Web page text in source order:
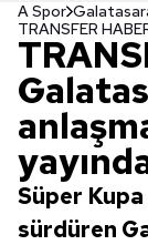
A Spor
Süper Kupa
sürdüren